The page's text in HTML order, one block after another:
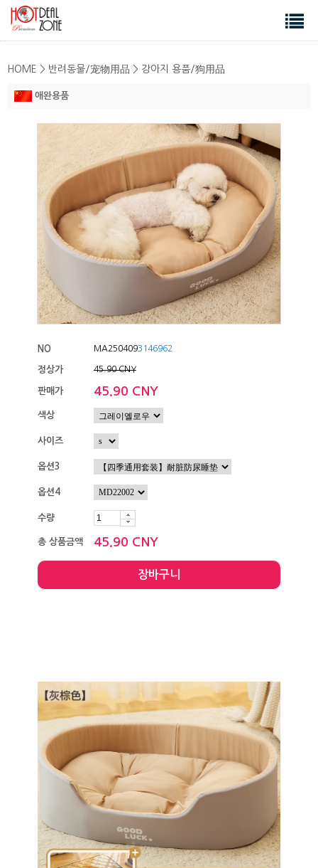
HOME > 반려동물/宠物用品 > 강아지 용품/狗用品
애완용품
NO MA2504093146962
정상가 45.90 CNY
판매가 45.90 CNY
색상
사이즈
옵션3
옵션4
수량
총 상품금액 45.90 CNY
장바구니